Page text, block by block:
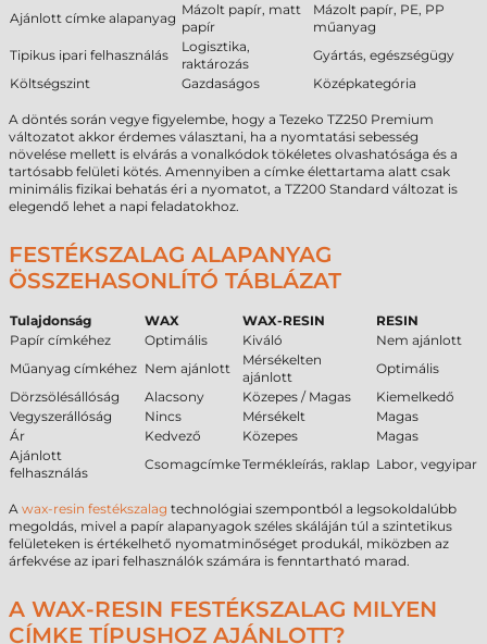
Ajánlott címke alapanyag
Mázolt papír, matt
papír
Mázolt papír, PE, PP
műanyag
Tipikus ipari felhasználás
Logisztika,
raktározás
Gyártás, egészségügy
Költségszint
Gazdaságos Középkategória
A döntés során vegye figyelembe, hogy a Tezeko TZ250 Premium
változatot akkor érdemes választani, ha a nyomtatási sebesség
növelése mellett is elvárás a vonalkódok tökéletes olvashatósága és a
tartósabb felületi kötés. Amennyiben a címke élettartama alatt csak
minimális fizikai behatás éri a nyomatot, a TZ200 Standard változat is
elegendő lehet a napi feladatokhoz.
FESTÉKSZALAG ALAPANYAG
ÖSSZEHASONLÍTÓ TÁBLÁZAT
Tulajdonság WAX WAX-RESIN
RESIN
Papír címkéhez
Optimális Kiváló
Nem ajánlott
Műanyag címkéhez Nem ajánlott
Mérsékelten
ajánlott
Optimális
Dörzsölésállóság
Alacsony Közepes / Magas
Kiemelkedő
Vegyszerállóság
Nincs Mérsékelt
Magas
Ár
Kedvező Közepes
Magas
Ajánlott
felhasználás
CsomagcímkeTermékleírás, raklap Labor, vegyipar
A wax-resin festékszalag technológiai szempontból a legsokoldalúbb
megoldás, mivel a papír alapanyagok széles skáláján túl a szintetikus
felületeken is értékelhető nyomatminőséget produkál, miközben az
árfekvése az ipari felhasználók számára is fenntartható marad.
A WAX-RESIN FESTÉKSZALAG MILYEN
CÍMKE TÍPUSHOZ AJÁNLOTT?